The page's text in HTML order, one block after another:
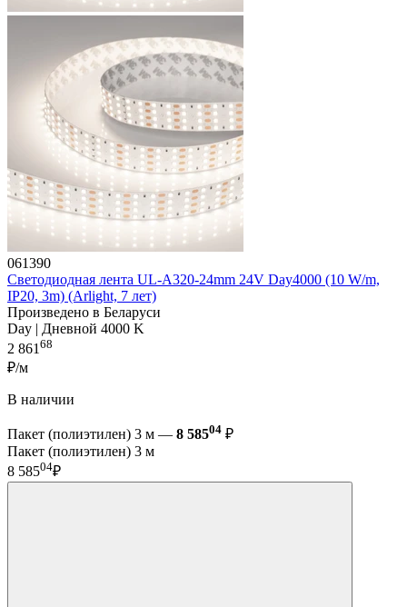
061390
Светодиодная лента UL-A320-24mm 24V Day4000 (10 W/m,
IP20, 3m) (Arlight, 7 лет)
Произведено в Беларуси
Day | Дневной 4000 K
2 861 68
₽/м
В наличии
Пакет (полиэтилен) 3 м — 8 58504 ₽
Пакет (полиэтилен) 3 м
8 58504₽